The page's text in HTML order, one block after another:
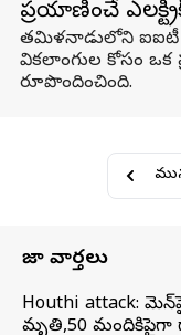
ప్రయాణించే
తమిళనాడులోని ఐఐటీ
వికలాంగుల కోసం ఒక
రూపొందించింది.
తాజా వార్తలు
Houthi attack:
మృతి,50